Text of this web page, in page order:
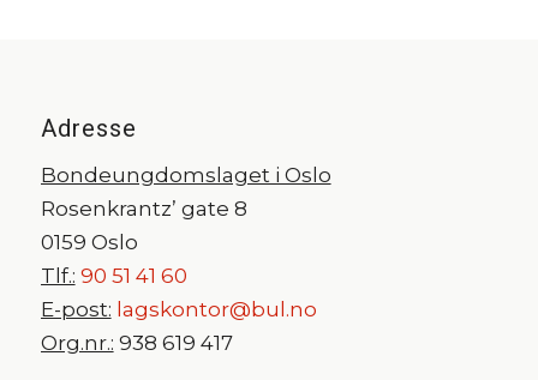
Adresse
Bondeungdomslaget i Oslo
Rosenkrantz’ gate 8
0159 Oslo
Tlf.: 90 51 41 60
E-post: lagskontor@bul.no
Org.nr.: 938 619 417